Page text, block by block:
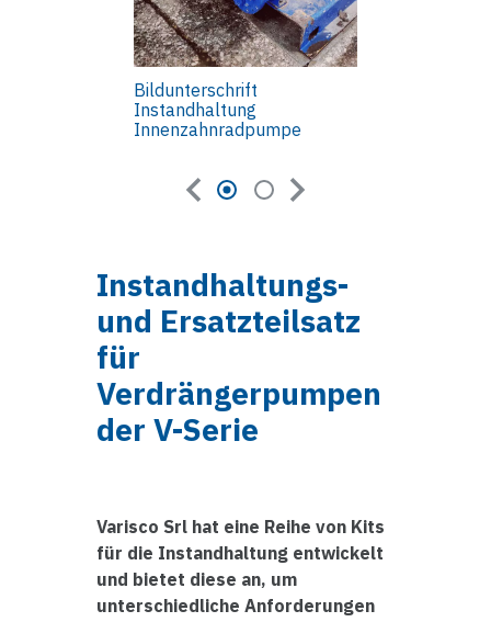
Bildunterschrift
Instandhaltung
Innenzahnradpumpe
Instandhaltungs-
und Ersatzteilsatz
für
Verdrängerpumpen
der V-Serie
Varisco Srl hat eine Reihe von Kits
für die Instandhaltung entwickelt
und bietet diese an, um
unterschiedliche Anforderungen